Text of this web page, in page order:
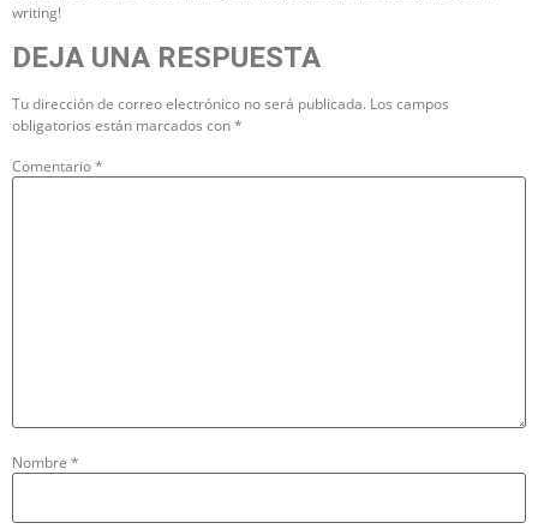
writing!
DEJA UNA RESPUESTA
Tu dirección de correo electrónico no será publicada. Los campos
obligatorios están marcados con*
Comentario*
Nombre *